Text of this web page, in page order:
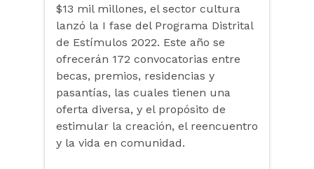
$13 mil millones, el sector cultura
lanzó la I fase del Programa Distrital
de Estímulos 2022. Este año se
ofrecerán 172 convocatorias entre
becas, premios, residencias y
pasantías, las cuales tienen una
oferta diversa, y el propósito de
estimular la creación, el reencuentro
y la vida en comunidad.